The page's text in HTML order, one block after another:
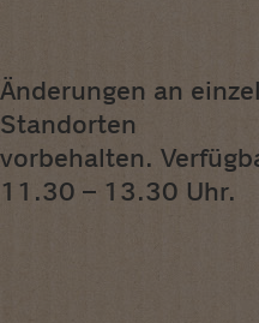
Änderungen an
Standorten
vorbehalten.
11.30 – 13.30 Uhr.